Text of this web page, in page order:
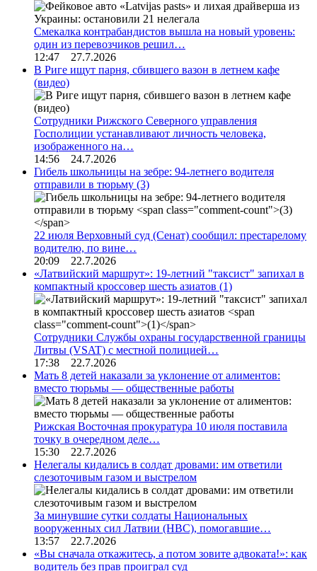
Смекалка контрабандистов вышла на новый уровень:
один из перевозчиков решил…
12:47 27.7.2026
В Риге ищут парня, сбившего вазон в летнем кафе
(видео)
Сотрудники Рижского Северного управления
Госполиции устанавливают личность человека,
изображенного на…
14:56 24.7.2026
Гибель школьницы на зебре: 94-летнего водителя
отправили в тюрьму (3)
22 июля Верховный суд (Сенат) сообщил: престарелому
водителю, по вине…
20:09 22.7.2026
«Латвийский маршрут»: 19-летний "таксист" запихал в
компактный кроссовер шесть азиатов (1)
Сотрудники Службы охраны государственной границы
Литвы (VSAT) с местной полицией…
17:38 22.7.2026
Мать 8 детей наказали за уклонение от алиментов:
вместо тюрьмы — общественные работы
Рижская Восточная прокуратура 10 июля поставила
точку в очередном деле…
15:30 22.7.2026
Нелегалы кидались в солдат дровами: им ответили
слезоточивым газом и выстрелом
За минувшие сутки солдаты Национальных
вооруженных сил Латвии (НВС), помогавшие…
13:57 22.7.2026
«Вы сначала откажитесь, а потом зовите адвоката!»: как
водитель без прав проиграл суд